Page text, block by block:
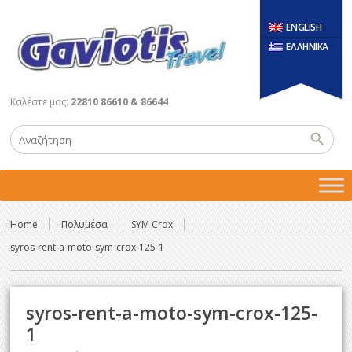
ENGLISH
ΕΛΛΗΝΙΚΑ
Καλέστε μας: 22810 86610 & 86644
Home Πολυμέσα
SYM Crox
syros-rent-a-moto-sym-crox-125-1
syros-rent-a-moto-sym-crox-125-
1